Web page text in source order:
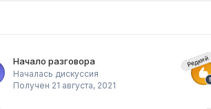
Начало разговора
Началась дискуссия
Получен 21 августа, 2021
Редкий